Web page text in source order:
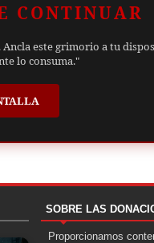
CONTINUAR
Ancla este grimorio a tu
lo consuma."
SOBRE LAS
Proporcionamos